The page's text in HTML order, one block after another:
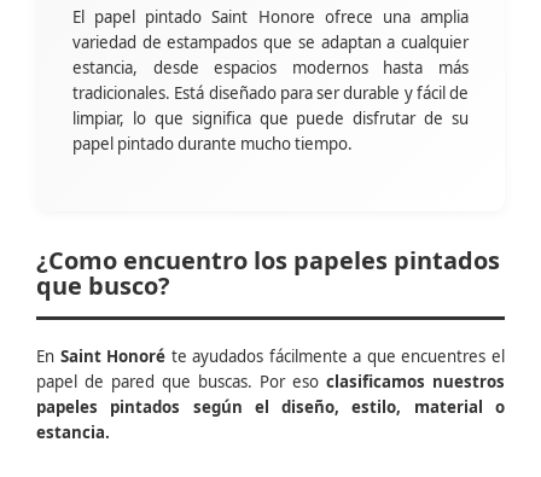
El papel pintado Saint Honore ofrece una amplia
variedad de estampados que se adaptan a cualquier
estancia, desde espacios modernos hasta más
tradicionales. Está diseñado para ser durable y fácil de
limpiar, lo que significa que puede disfrutar de su
papel pintado durante mucho tiempo.
¿Como encuentro los papeles pintados
que busco?
En Saint Honoré te ayudados fácilmente a que encuentres el
papel de pared que buscas. Por eso clasificamos nuestros
papeles pintados según el diseño, estilo, material o
estancia.